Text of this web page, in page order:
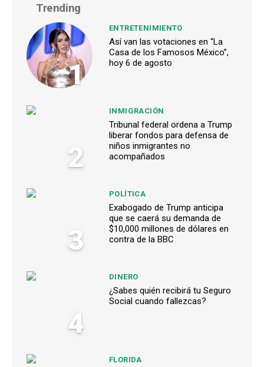
Trending
1
ENTRETENIMIENTO
Así van las votaciones en “La
Casa de los Famosos México”,
hoy 6 de agosto
2
INMIGRACIÓN
Tribunal federal ordena a Trump
liberar fondos para defensa de
niños inmigrantes no
acompañados
3
POLÍTICA
Exabogado de Trump anticipa
que se caerá su demanda de
$10,000 millones de dólares en
contra de la BBC
4
DINERO
¿Sabes quién recibirá tu Seguro
Social cuando fallezcas?
FLORIDA